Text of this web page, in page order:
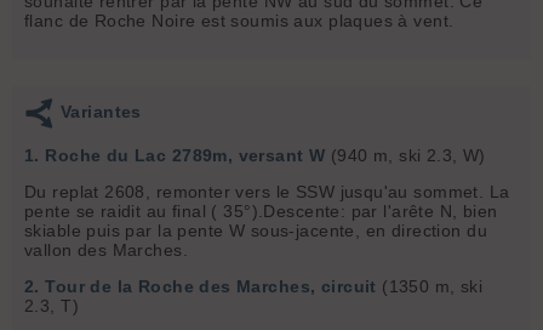
flanc de Roche Noire est soumis aux plaques à vent.
Variantes
1. Roche du Lac 2789m, versant W (940 m, ski 2.3, W)
Du replat 2608, remonter vers le SSW jusqu'au sommet. La
pente se raidit au final ( 35°).Descente: par l'arête N, bien
skiable puis par la pente W sous-jacente, en direction du
vallon des Marches.
2. Tour de la Roche des Marches, circuit (1350 m, ski
2.3, T)